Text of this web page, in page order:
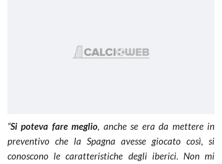
“Si poteva fare meglio, anche se era da mettere in
preventivo che la Spagna avesse giocato così, si
conoscono le caratteristiche degli iberici. Non mi